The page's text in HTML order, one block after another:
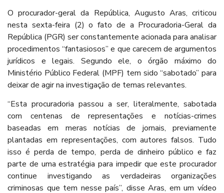
O procurador-geral da República, Augusto Aras, criticou
nesta sexta-feira (2) o fato de a Procuradoria-Geral da
República (PGR) ser constantemente acionada para analisar
procedimentos “fantasiosos” e que carecem de argumentos
jurídicos e legais. Segundo ele, o órgão máximo do
Ministério Público Federal (MPF) tem sido “sabotado” para
deixar de agir na investigação de temas relevantes.
“Esta procuradoria passou a ser, literalmente, sabotada
com centenas de representações e notícias-crimes
baseadas em meras notícias de jornais, previamente
plantadas em representações, com autores falsos. Tudo
isso é perda de tempo, perda de dinheiro público e faz
parte de uma estratégia para impedir que este procurador
continue investigando as verdadeiras organizações
criminosas que tem nesse país”, disse Aras, em um vídeo